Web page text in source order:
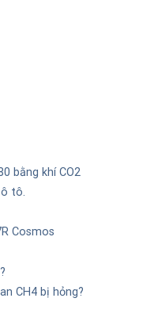
bằng khí CO2
tô.
Cosmos
CH4 bị hỏng?